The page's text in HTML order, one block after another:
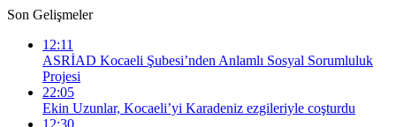
Son Gelişmeler
12:11
ASRİAD Kocaeli Şubesi’nden Anlamlı Sosyal Sorumluluk
Projesi
22:05
Ekin Uzunlar, Kocaeli’yi Karadeniz ezgileriyle coşturdu
12:30